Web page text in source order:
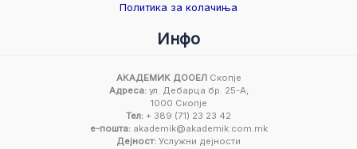
Политика за колачиња
Инфо
АКАДЕМИК ДООЕЛСкопје
Адреса:ул. Дебарца бр. 25-А,
1000 Скопје
Тел: + 389 (71) 23 23 42
е-пошта:akademik@akademik.com.mk
Дејност: Услужни дејности